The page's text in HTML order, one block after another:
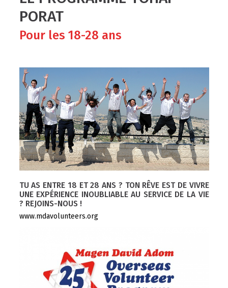
PORAT
Pour les 18-28 ans
TU AS ENTRE 18 ET 28 ANS ? TON RÊVE EST DE VIVRE
UNE EXPÉRIENCE INOUBLIABLE AU SERVICE DE LA VIE
? REJOINS-NOUS !
www.mdavolunteers.org